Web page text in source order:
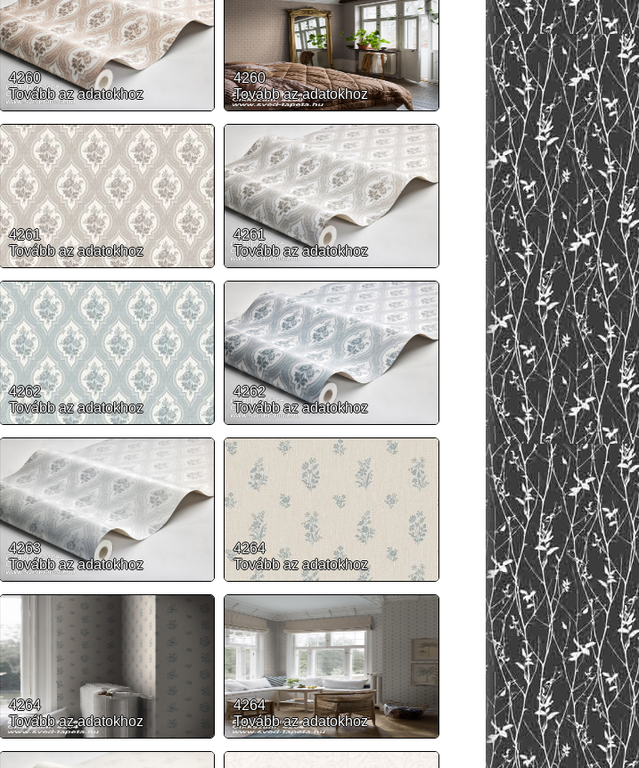
4260
Tovább az adatokhoz
4260
Tovább az adatokhoz
4261
Tovább az adatokhoz
4261
Tovább az adatokhoz
4262
Tovább az adatokhoz
4262
Tovább az adatokhoz
4263
Tovább az adatokhoz
4264
Tovább az adatokhoz
4264
Tovább az adatokhoz
4264
Tovább az adatokhoz